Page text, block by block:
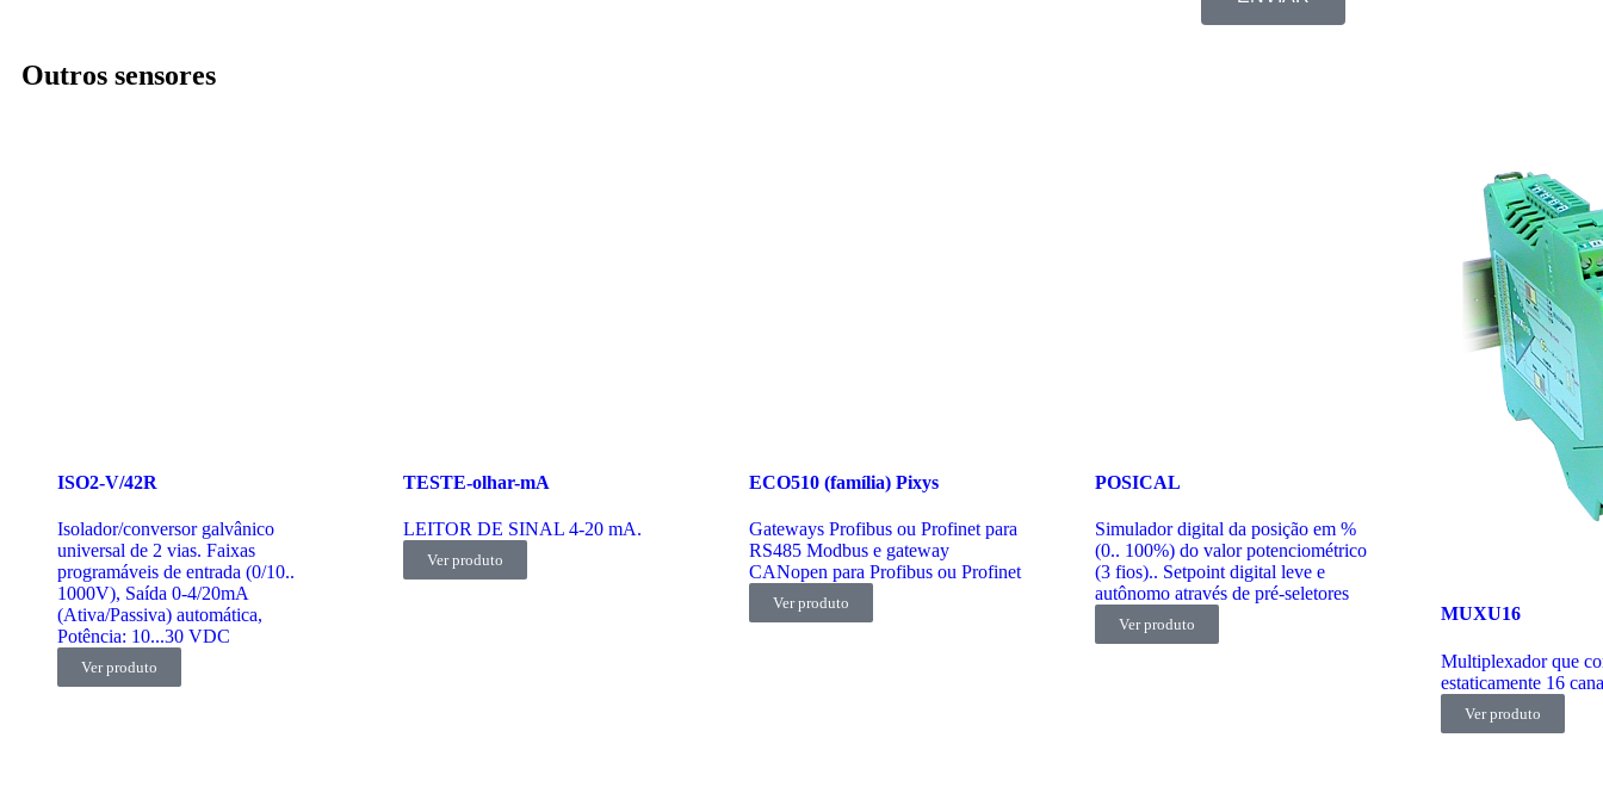
Outros sensores
ISO2-V/42R
Isolador/conversor galvânico
universal de 2 vias. Faixas
programáveis de entrada (0/10..
1000V), Saída 0-4/20mA
(Ativa/Passiva) automática,
Potência: 10...30 VDC
Ver produto
TESTE-olhar-mA
LEITOR DE SINAL 4-20 mA.
Ver produto
ECO510 (família) Pixys
Gateways Profibus ou Profinet para
RS485 Modbus e gateway
CANopen para Profibus ou Profinet
Ver produto
POSICAL
Simulador digital da posição em %
(0.. 100%) do valor potenciométrico
(3 fios).. Setpoint digital leve e
autônomo através de pré-seletores
Ver produto
MUXU16
Multiplexador que
estaticamente 16
Ver produto